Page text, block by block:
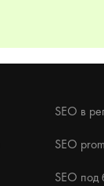
SEO в
SEO
SEO под